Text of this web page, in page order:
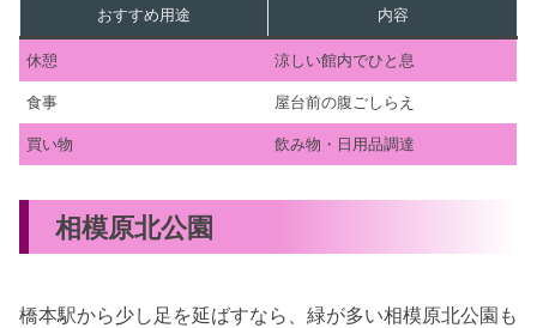
おすすめ用途 内容
休憩 涼しい館内でひと息
食事 屋台前の腹ごしらえ
買い物 飲み物・日用品調達
相模原北公園
橋本駅から少し足を延ばすなら、緑が多い相模原北公園も